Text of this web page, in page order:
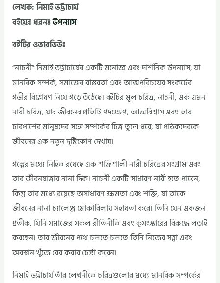
লেখক: নিমাই ভট্টাচার্য
বইয়ের ধরনঃউপন্যাস
বইটির ওভারভিউঃ
“নাচনী” নিমাই ভট্টাচার্যের একটি মনোজ্ঞ এবং দার্শনিক উপন্যাস, যা
মানবিক সম্পর্ক, সমাজের বাস্তবতা এবং আত্মপরিচয়ের সংকটের
গভীর বিশ্লেষণ নিয়ে গড়ে উঠেছে। বইটির মূল চরিত্র, নাচনী, এক এমন
নারী চরিত্র, যার জীবনের প্রতিটি পদক্ষেপ, আত্মবিশ্বাস এবং তার
চারপাশের মানুষদের সঙ্গে সম্পর্কের চিত্র তুলে ধরে, যা পাঠকদেরকে
জীবনের এক নতুন দৃষ্টিকোণ দেখায়।
গল্পের মধ্যে নিহিত রয়েছে এক শক্তিশালী নারী চরিত্রের সংগ্রাম এবং
তার জীবনযাত্রার নানা দিক। নাচনী একটি সাধারণ নারী হতে পারেন,
কিন্তু তার মধ্যে রয়েছে অসাধারণ ক্ষমতা এবং শক্তি, যা তাকে
জীবনের নানা চ্যালেঞ্জ মোকাবিলায় সহায়তা করে। তিনি যেন একজন
প্রতীক, যিনি সমাজের সকল রীতিনীতি এবং কুসংস্কারের বিরুদ্ধে লড়াই
করছেন। তার জীবনের পথে চলতে চলতে তিনি নিজের সত্ত্বা এবং
অবস্থান খুঁজে বের করার চেষ্টা করেন।
নিমাই ভট্টাচার্য তাঁর লেখনীতে চরিত্রগুলোর মধ্যে মানবিক সম্পর্কের